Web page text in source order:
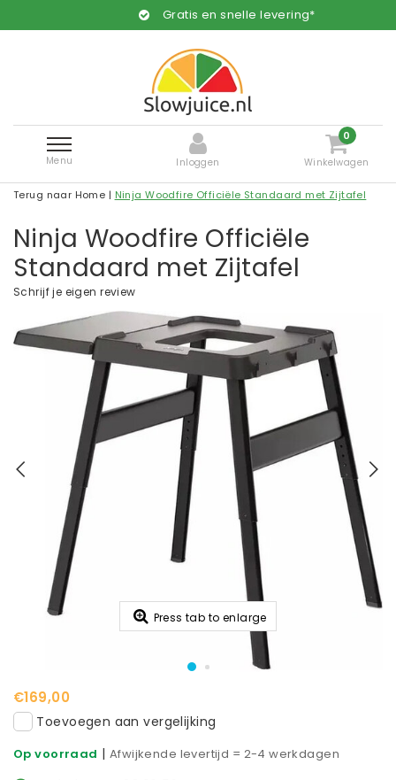
Gratis en snelle levering*
Menu Inloggen
0
Winkelwagen
Terug naar Home | Ninja Woodfire Officiële Standaard met Zijtafel
Ninja Woodfire Officiële
Standaard met Zijtafel
Schrijf je eigen review
Press tab to enlarge
€169,00
Toevoegen aan vergelijking
Op voorraad | Afwijkende levertijd = 2-4 werkdagen